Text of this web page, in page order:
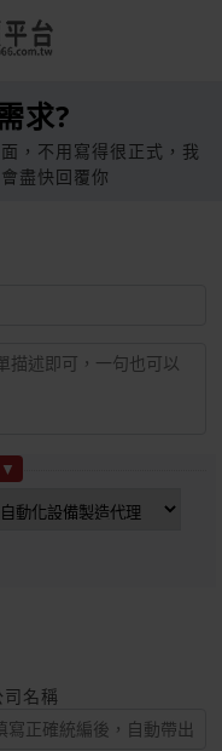
求?
，不用寫得很正式，我
盡快回覆你
司名稱